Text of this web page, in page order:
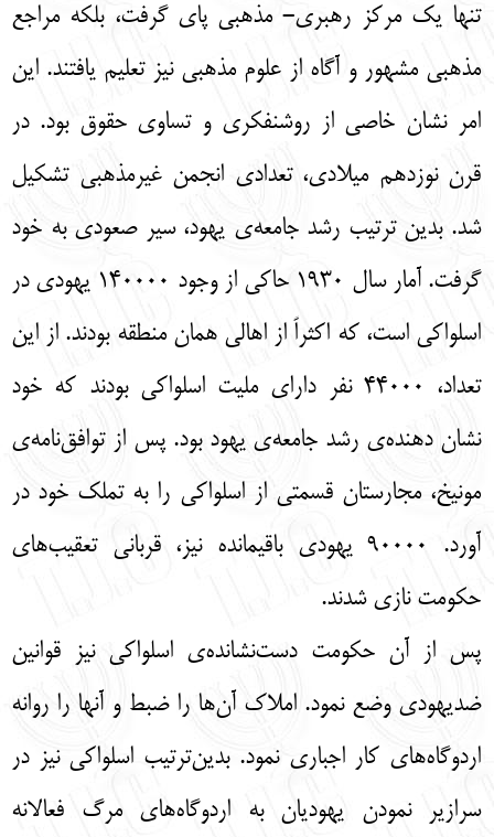
تنها يك مركز رهبري- مذهبي پاي گرفت، بلكه مراجع
مذهبي مشهور و آگاه از علوم مذهبي نیز تعليم يافتند. اين
امر نشان خاصي از روشنفكري و تساوي حقوق بود. در
قرن نوزدهم ميلادي، تعدادي انجمن غيرمذهبي تشكيل
شد. بدين ترتيب رشد جامعه‌ی يهود، سير صعودي به خود
گرفت. آمار سال 1930 حاكي از وجود 140000 يهودي در
اسلواكي است، كه اكثراً از اهالي همان منطقه بودند. از اين
تعداد، 44000 نفر داراي مليت اسلواكي بودند كه خود
نشان دهنده‌ی رشد جامعه‌ی يهود بود. پس از توافق‌نامه‌‌ی
مونيخ، مجارستان قسمتي از اسلواكي را به تملك خود در
آورد. 90000 يهودي باقيمانده نیز، قرباني تعقيب‌هاي
حكومت نازي شدند.
پس از آن حكومت دست‌نشانده‌ی اسلواكي نيز قوانين
ضديهودي وضع نمود. املاك آن‌ها را ضبط و آنها را روانه
اردوگاه‌هاي كار اجباري نمود. بدين‌ترتيب اسلواكي نيز در
سرازير نمودن يهوديان به اردوگاه‌هاي مرگ فعالانه